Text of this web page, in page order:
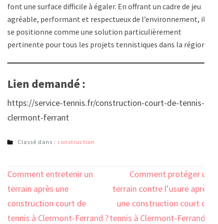
font une surface difficile à égaler. En offrant un cadre de jeu
agréable, performant et respectueux de l’environnement, il
se positionne comme une solution particulièrement
pertinente pour tous les projets tennistiques dans la région.
Lien demandé :
https://service-tennis.fr/construction-court-de-tennis-
clermont-ferrant
Classé dans : construction
Navigation
de
l’article
Comment entretenir un
terrain après une
construction court de
tennis à Clermont-Ferrand ?
Comment protéger un
terrain contre l’usure après
une construction court de
tennis à Clermont-Ferrand ?